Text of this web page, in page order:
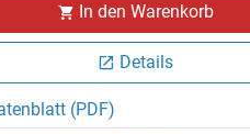
In den Warenkorb
Details
(PDF)